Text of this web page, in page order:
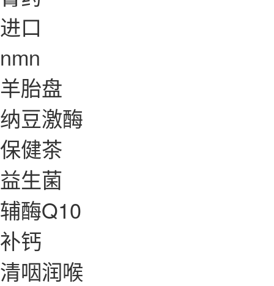
进口
nmn
羊胎盘
纳豆激酶
保健茶
益生菌
辅酶Q10
补钙
清咽润喉